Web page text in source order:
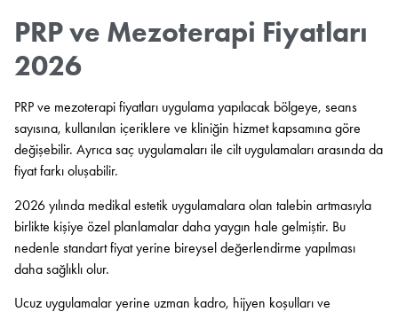
PRP ve Mezoterapi Fiyatları
2026
PRP ve mezoterapi fiyatları uygulama yapılacak bölgeye, seans
sayısına, kullanılan içeriklere ve kliniğin hizmet kapsamına göre
değişebilir. Ayrıca saç uygulamaları ile cilt uygulamaları arasında da
fiyat farkı oluşabilir.
2026 yılında medikal estetik uygulamalara olan talebin artmasıyla
birlikte kişiye özel planlamalar daha yaygın hale gelmiştir. Bu
nedenle standart fiyat yerine bireysel değerlendirme yapılması
daha sağlıklı olur.
Ucuz uygulamalar yerine uzman kadro, hijyen koşulları ve